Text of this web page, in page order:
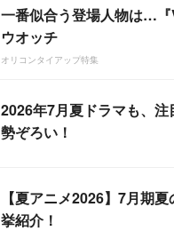
一番似合う登場人物は…
ウオッチ
オリコンタイアップ特集
2026年7月夏ドラマも、
勢ぞろい！
【夏アニメ2026】7月期
挙紹介！